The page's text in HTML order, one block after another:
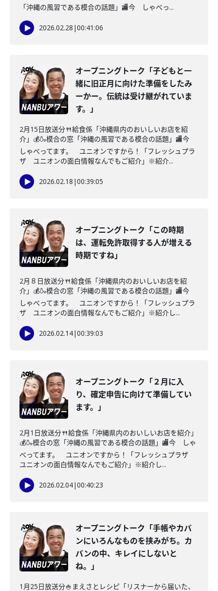
「沖縄の風習である模合の話題」🏬今 しゃべっ...
2026.02.28 |00:41:06
オープニングトーク「子どもと一
緒に旧正月に向けた準備をしたみ
ーかー。伝統は受け継がれていま
す。」
2月15日放送分🍴給食係「沖縄県内のおいしいお店を紹
介」💰🍶模合の窓「沖縄の風習である模合の話題」🏬今
しゃべってます。 ユニオンですから！「フレッシュプラ
ザ ユニオンの面白情報なんでもご紹介」※紹介...
2026.02.18 |00:39:05
オープニングトーク「この時期
は、運転免許取得する人が増える
時期ですね」
2月８日放送分🍴給食係「沖縄県内のおいしいお店を紹
介」💰🍶模合の窓「沖縄の風習である模合の話題」🏬今
しゃべってます。 ユニオンですから！「フレッシュプラ
ザ ユニオンの面白情報なんでもご紹介」※紹介し...
2026.02.14|00:39:03
オープニングトーク「２月に入
り、確定申告に向けて準備してい
ます。」
2月1日放送分🍴給食係「沖縄県内のおいしいお店を紹介」
💰🍶模合の窓「沖縄の風習である模合の話題」🏬今 しゃ
べってます。 ユニオンですから！「フレッシュプラザ
ユニオンの面白情報なんでもご紹介」※紹介し...
2026.02.04|00:40:23
オープニングトーク「手帳やカバ
ンにいろんなものを挟みがち。カ
バンの中、キレイにしないと
ね。」
1月25日放送分🍚まえさとレシピ「リスナーから届いた、